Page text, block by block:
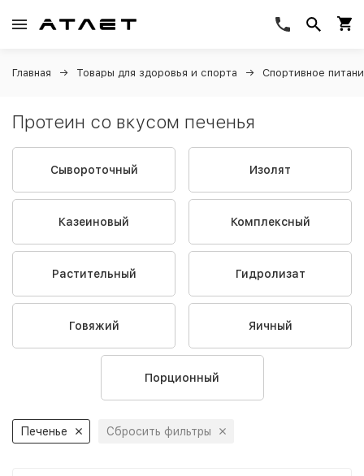
Главная Товары для здоровья и спорта Спортивное
Протеин со вкусом печенья
Сывороточный Изолят
Казеиновый Комплексный
Растительный Гидролизат
Говяжий Яичный
Порционный
Печенье Сбросить фильтры